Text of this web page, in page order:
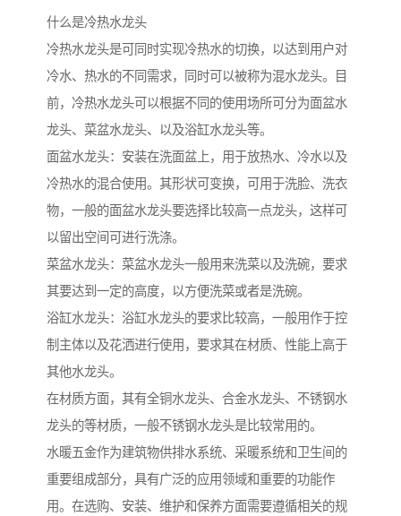
什么是冷热水龙头
冷热水龙头是可同时实现冷热水的切换，以达到用户对
冷水、热水的不同需求，同时可以被称为混水龙头。目
前，冷热水龙头可以根据不同的使用场所可分为面盆水
龙头、菜盆水龙头、以及浴缸水龙头等。
面盆水龙头：安装在洗面盆上，用于放热水、冷水以及
冷热水的混合使用。其形状可变换，可用于洗脸、洗衣
物，一般的面盆水龙头要选择比较高一点龙头，这样可
以留出空间可进行洗涤。
菜盆水龙头：菜盆水龙头一般用来洗菜以及洗碗，要求
其要达到一定的高度，以方便洗菜或者是洗碗。
浴缸水龙头：浴缸水龙头的要求比较高，一般用作于控
制主体以及花洒进行使用，要求其在材质、性能上高于
其他水龙头。
在材质方面，其有全铜水龙头、合金水龙头、不锈钢水
龙头的等材质，一般不锈钢水龙头是比较常用的。
水暖五金作为建筑物供排水系统、采暖系统和卫生间的
重要组成部分，具有广泛的应用领域和重要的功能作
用。在选购、安装、维护和保养方面需要遵循相关的规